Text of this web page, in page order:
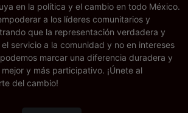
en la política y el cambio en todo México.
a los líderes comunitarios y
que la representación verdadera y
servicio a la comunidad y no en intereses
marcar una diferencia duradera y
y más participativo. ¡Únete al
del cambio!